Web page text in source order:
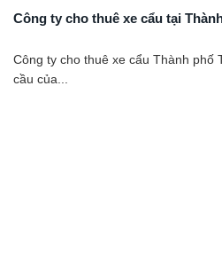
Công ty cho thuê xe cẩu tại
Công ty cho thuê xe cẩu Thành phố
cầu của...